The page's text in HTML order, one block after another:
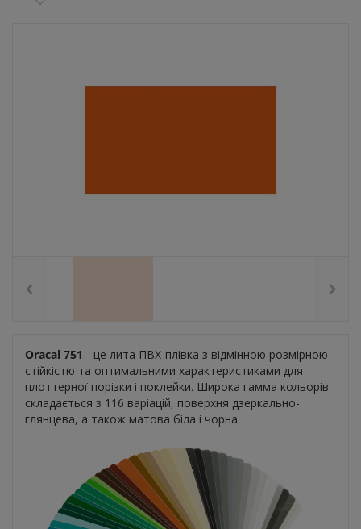
Oracal 751 - це лита ПВХ-плівка з відмінною розмірною
стійкістю та оптимальними характеристиками для
плоттерної порізки і поклейки. Широка гамма кольорів
складається з 116 варіацій, поверхня дзеркально-
глянцева, а також матова біла і чорна.